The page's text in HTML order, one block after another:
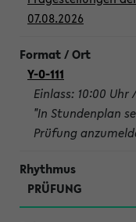
07.08.2026
Y-0-111
Einlass: 10:00 Uhr
"In Stundenplan
Prüfung
PRÜFUNG